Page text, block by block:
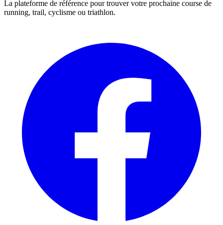
La plateforme de référence pour trouver votre prochaine course de
running, trail, cyclisme ou triathlon.